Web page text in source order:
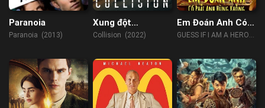
Paranoia
Paranoia (2013)
Xung đột
Johannesburg
Collision (2022)
Em Đoán Anh Có
Phải Anh Hùng
GUESS IF I AM A HERO